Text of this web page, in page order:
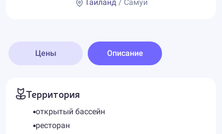
Таиланд / Самуи
Цены Описание
Территория
открытый бассейн
ресторан